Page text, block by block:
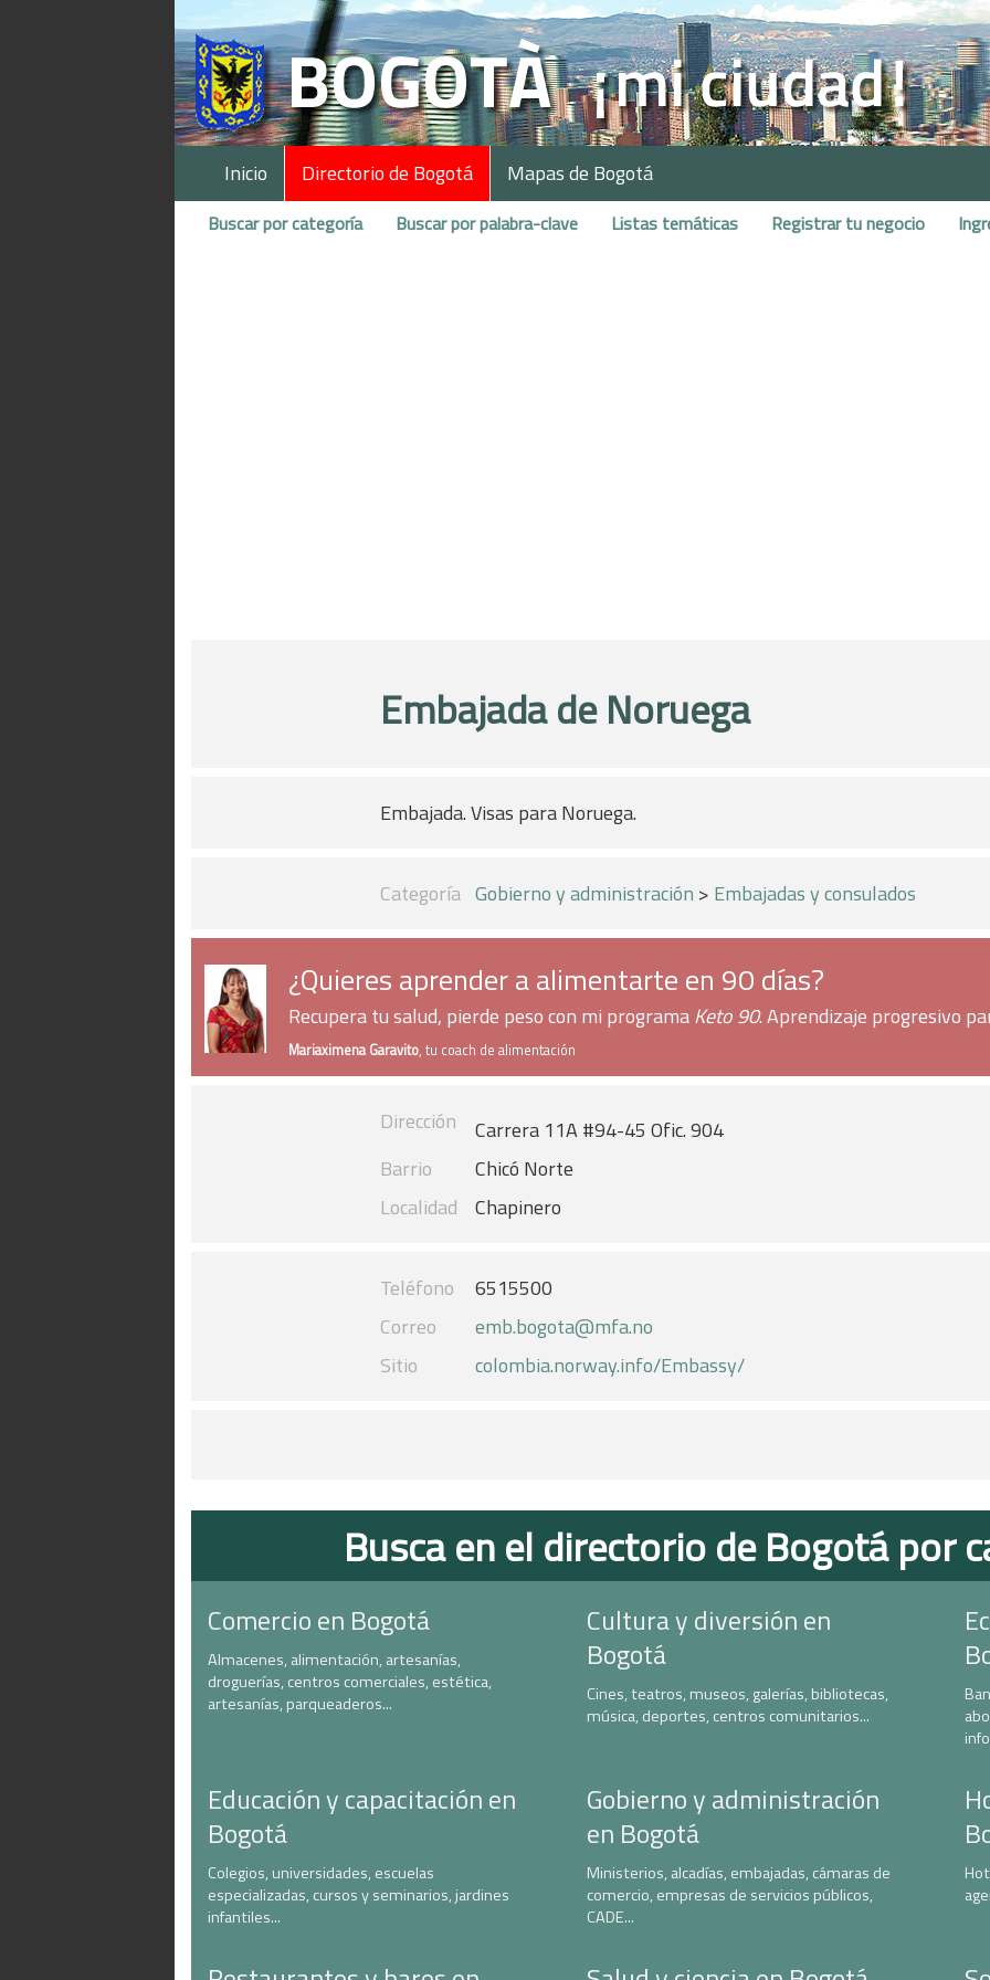
Inicio Directorio de Bogotá Mapas de Bogotá
Buscar por categoría Buscar por palabra-clave Listas temáticas Registrar tu negocio
Embajada de Noruega
Embajada. Visas para Noruega.
Categoría Gobierno y administración > Embajadas y consulados
¿Quieres aprender a alimentarte en 90 días?
Recupera tu salud, pierde peso con mi programaKeto 90. Aprendizaje progresivo
Mariaximena Garavito, tu coach de alimentación
Dirección
Carrera 11A #94-45 Ofic. 904
Barrio
Chicó Norte
Localidad
Chapinero
Teléfono
6515500
Correo
emb.bogota@mfa.no
Sitio
colombia.norway.info/Embassy/
Busca en el directorio de Bogotá por
Comercio en Bogotá
Almacenes, alimentación, artesanías,
droguerías, centros comerciales, estética,
artesanías, parqueaderos...
Cultura y diversión en
Bogotá
Cines, teatros, museos, galerías, bibliotecas,
música, deportes, centros comunitarios...
Educación y capacitación en
Bogotá
Colegios, universidades, escuelas
especializadas, cursos y seminarios, jardines
infantiles...
Gobierno y administración
en Bogotá
Ministerios, alcadías, embajadas, cámaras de
comercio, empresas de servicios públicos,
CADE...